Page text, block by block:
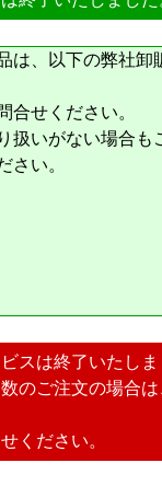
は、以下の弊社卸
合せください。
扱いがない場合も
さい。
スは終了いたしま
のご注文の場合
ください。